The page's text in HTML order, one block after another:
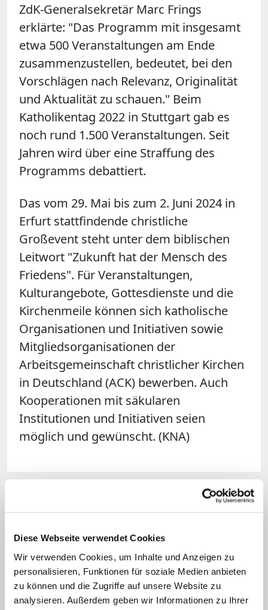
Diese Webseite verwendet Cookies
Wir verwenden Cookies, um Inhalte und Anzeigen zu
personalisieren, Funktionen für soziale Medien anbieten
zu können und die Zugriffe auf unsere Website zu
analysieren. Außerdem geben wir Informationen zu Ihrer
ZdK-Generalsekretär Marc Frings
erklärte: "Das Programm mit insgesamt
etwa 500 Veranstaltungen am Ende
zusammenzustellen, bedeutet, bei den
Vorschlägen nach Relevanz, Originalität
und Aktualität zu schauen." Beim
Katholikentag 2022 in Stuttgart gab es
noch rund 1.500 Veranstaltungen. Seit
Jahren wird über eine Straffung des
Programms debattiert.
Das vom 29. Mai bis zum 2. Juni 2024 in
Erfurt stattfindende christliche
Großevent steht unter dem biblischen
Leitwort "Zukunft hat der Mensch des
Friedens". Für Veranstaltungen,
Kulturangebote, Gottesdienste und die
Kirchenmeile können sich katholische
Organisationen und Initiativen sowie
Mitgliedsorganisationen der
Arbeitsgemeinschaft christlicher Kirchen
in Deutschland (ACK) bewerben. Auch
Kooperationen mit säkularen
Institutionen und Initiativen seien
möglich und gewünscht. (KNA)